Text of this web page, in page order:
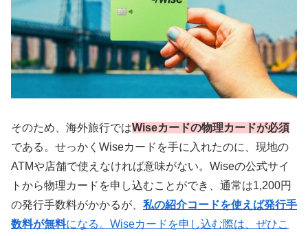
そのため、海外旅行ではWiseカードの物理カードが必須
である。せっかくWiseカードを手に入れたのに、現地の
ATMや店舗で使えなければ意味がない。Wiseの公式サイ
トから物理カードを申し込むことができ、通常は1,200円
の発行手数料がかかるが、 私の紹介コードを使えば発行手
数料が無料になる。Wiseカードを申し込む際は、ぜひこ